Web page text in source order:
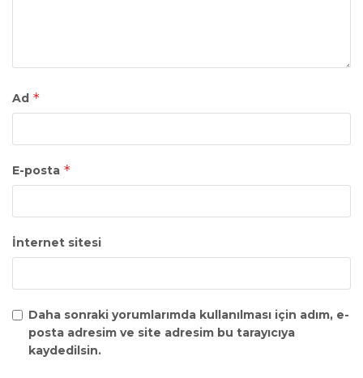
Ad *
E-posta *
İnternet sitesi
Daha sonraki yorumlarımda kullanılması için adım, e-
posta adresim ve site adresim bu tarayıcıya
kaydedilsin.